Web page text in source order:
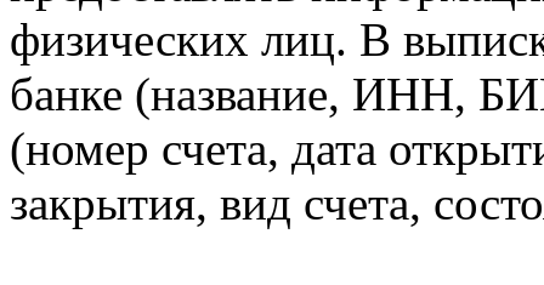
физических лиц. В
банке (название, ИНН,
(номер счета, дата
закрытия, вид счета,